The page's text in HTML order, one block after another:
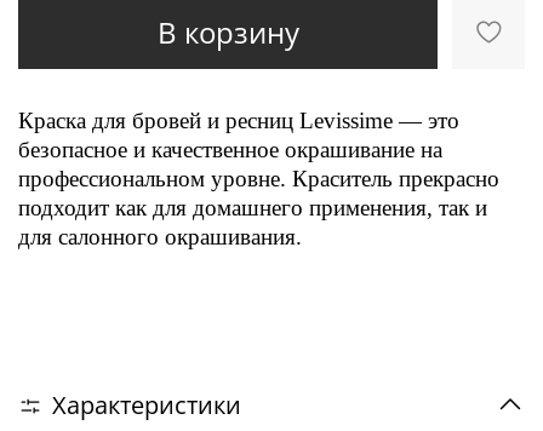
В корзину
Краска для бровей и ресниц Levissime — это
безопасное и качественное окрашивание на
профессиональном уровне. Краситель прекрасно
подходит как для домашнего применения, так и
для салонного окрашивания.
Характеристики